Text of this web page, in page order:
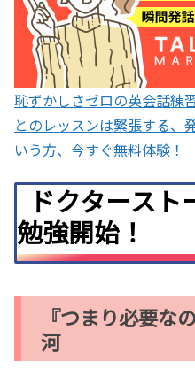
恥ずかしさゼロの英会話練
とのレッスンは緊張する、
いう方、今すぐ無料体験！
ドクタース
勉強開始！
『つまり必要な
河